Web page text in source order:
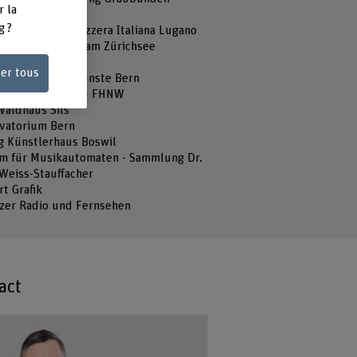
Webbear
della Svizzera Italiana Lugano
Musiksommer am Zürichsee
der Künste Bern
für Musik – FHNW
Sils
Bern
Künstlerhaus Boswil
für Musikautomaten - Sammlung Dr.
Stauffacher
Grafik
Radio und Fernsehen
la
?
tous